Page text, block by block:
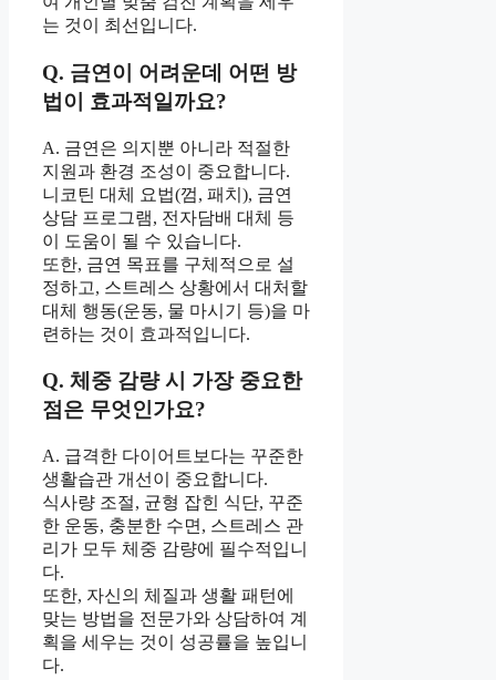
는 것이 최선입니다.
Q. 금연이 어려운데 어떤 방
법이 효과적일까요?
A. 금연은 의지뿐 아니라 적절한
지원과 환경 조성이 중요합니다.
니코틴 대체 요법(껌, 패치), 금연
상담 프로그램, 전자담배 대체 등
이 도움이 될 수 있습니다.
또한, 금연 목표를 구체적으로 설
정하고, 스트레스 상황에서 대처할
대체 행동(운동, 물 마시기 등)을 마
련하는 것이 효과적입니다.
Q. 체중 감량 시 가장 중요한
점은 무엇인가요?
A. 급격한 다이어트보다는 꾸준한
생활습관 개선이 중요합니다.
식사량 조절, 균형 잡힌 식단, 꾸준
한 운동, 충분한 수면, 스트레스 관
리가 모두 체중 감량에 필수적입니
다.
또한, 자신의 체질과 생활 패턴에
맞는 방법을 전문가와 상담하여 계
획을 세우는 것이 성공률을 높입니
다.